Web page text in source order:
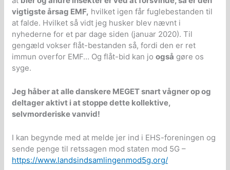
vigtigste årsag EMF, hvilket igen får fuglebestanden til
at falde. Hvilket så vidt jeg husker blev nævnt i
nyhederne for et par dage siden (januar 2020). Til
gengæld vokser flåt-bestanden så, fordi den er ret
immun overfor EMF… Og flåt-bid kan joogså gøre os
syge.
Jeg håber at alle danskere MEGET snart vågner op og
deltager aktivt i at stoppe dette kollektive,
selvmorderiske vanvid!
I kan begynde med at melde jer ind i EHS-foreningen og
sende penge til retssagen mod staten mod 5G –
https://www.landsindsamlingenmod5g.org/